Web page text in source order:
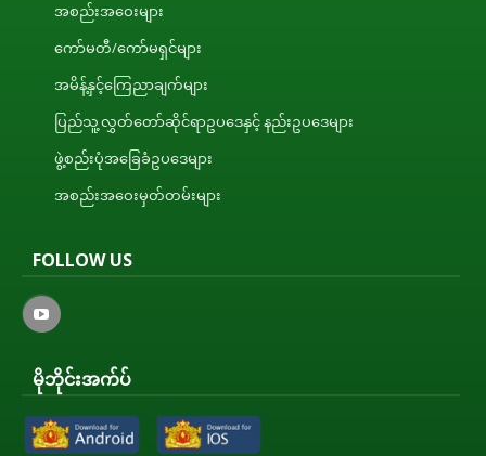
အစည်းအဝေးများ
ကော်မတီ/ကော်မရှင်များ
အမိန့်နှင့်ကြေညာချက်များ
ပြည်သူ့လွှတ်တော်ဆိုင်ရာဥပဒေနှင့် နည်းဥပဒေများ
ဖွဲ့စည်းပုံအခြေခံဥပဒေများ
အစည်းအဝေးမှတ်တမ်းများ
FOLLOW US
မိုဘိုင်းအက်ပ်